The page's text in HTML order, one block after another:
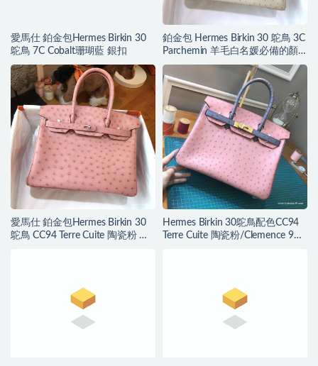
愛馬仕 鉑金包Hermes Birkin 30
鴕鳥 7C Cobalt珊瑚藍 銀扣
鉑金包 Hermes Birkin 30 鴕鳥 3C
Parchemin 羊毛白名媛必備的顏
色
愛馬仕 鉑金包Hermes Birkin 30
鴕鳥 CC94 Terre Cuite 陶瓷粉 銀
Hermes Birkin 30鴕鳥配色CC94
Terre Cuite 陶瓷粉/Clemence 9K